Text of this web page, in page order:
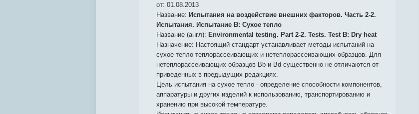
от: 01.08.2013
Название: Испытания на воздействие внешних факторов. Часть 2-2.
Испытания. Испытание В: Сухое тепло
Название (англ): Environmental testing. Part 2-2. Tests. Test B: Dry heat
Назначение: Настоящий стандарт устанавливает методы испытаний на
сухое тепло теплорассеивающих и нетеплорассеивающих образцов. Для
нетеплорассеивающих образцов Bb и Bd существенно не отличаются от
приведенных в предыдущих редакциях.
Цель испытания на сухое тепло - определение способности компонентов,
аппаратуры и других изделий к использованию, транспортированию и
хранению при высокой температуре.